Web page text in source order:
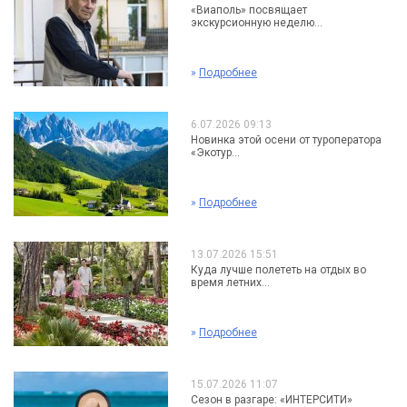
«Виаполь» посвящает
экскурсионную неделю...
» Подробнее
6.07.2026 09:13
Новинка этой осени от туроператора
«Экотур...
» Подробнее
13.07.2026 15:51
Куда лучше полететь на отдых во
время летних...
» Подробнее
15.07.2026 11:07
Сезон в разгаре: «ИНТЕРСИТИ»